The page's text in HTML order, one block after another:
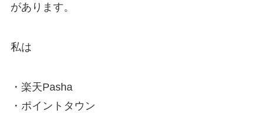
があります。
私は
・楽天Pasha
・ポイントタウン